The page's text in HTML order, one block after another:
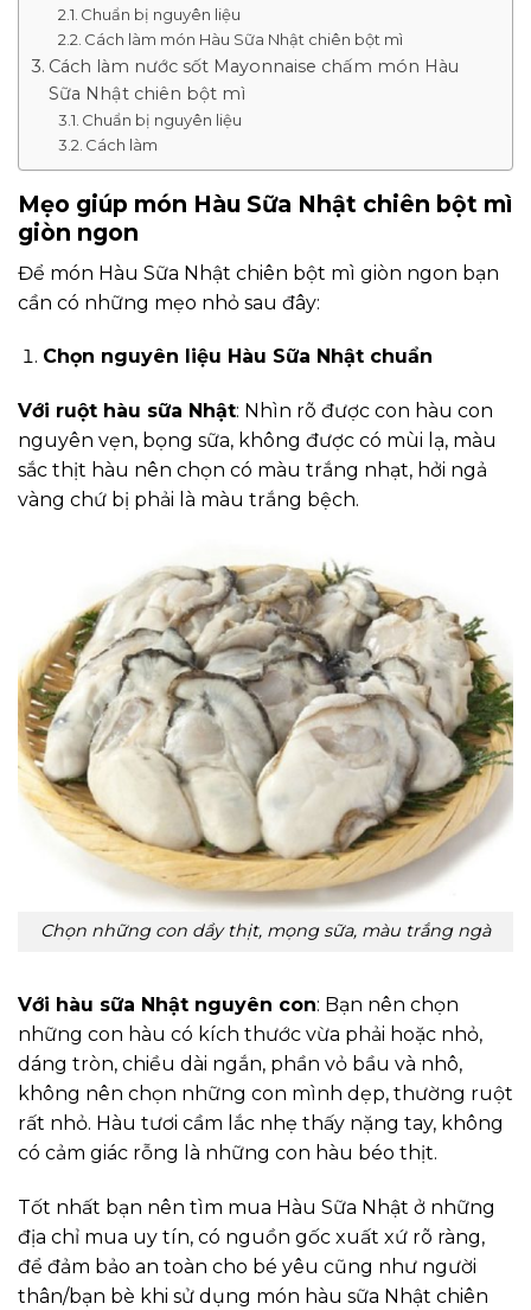
Chuẩn bị nguyên liệu
Cách làm món Hàu Sữa Nhật chiên bột mì
Cách làm nước sốt Mayonnaise chấm món Hàu
Sữa Nhật chiên bột mì
Chuẩn bị nguyên liệu
Cách làm
Mẹo giúp món Hàu Sữa Nhật chiên bột mì
giòn ngon
Để món Hàu Sữa Nhật chiên bột mì giòn ngon bạn
cần có những mẹo nhỏ sau đây:
Chọn nguyên liệu Hàu Sữa Nhật chuẩn
Với ruột hàu sữa Nhật: Nhìn rõ được con hàu con
nguyên vẹn, bọng sữa, không được có mùi lạ, màu
sắc thịt hàu nên chọn có màu trắng nhạt, hởi ngả
vàng chứ bị phải là màu trắng bệch.
Chọn những con dầy thịt, mọng sữa, màu trắng ngà
Với hàu sữa Nhật nguyên con: Bạn nên chọn
những con hàu có kích thước vừa phải hoặc nhỏ,
dáng tròn, chiều dài ngắn, phần vỏ bầu và nhô,
không nên chọn những con mình dẹp, thường ruột
rất nhỏ. Hàu tươi cầm lắc nhẹ thấy nặng tay, không
có cảm giác rỗng là những con hàu béo thịt.
Tốt nhất bạn nên tìm mua Hàu Sữa Nhật ở những
địa chỉ mua uy tín, có nguồn gốc xuất xứ rõ ràng,
để đảm bảo an toàn cho bé yêu cũng như người
thân/bạn bè khi sử dụng món hàu sữa Nhật chiên